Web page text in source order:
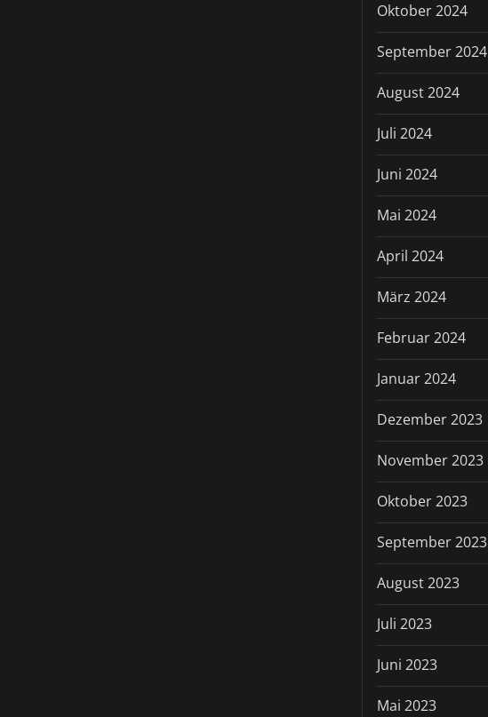
Oktober 2024
September 2024
August 2024
Juli 2024
Juni 2024
Mai 2024
April 2024
März 2024
Februar 2024
Januar 2024
Dezember 2023
November 2023
Oktober 2023
September 2023
August 2023
Juli 2023
Juni 2023
Mai 2023